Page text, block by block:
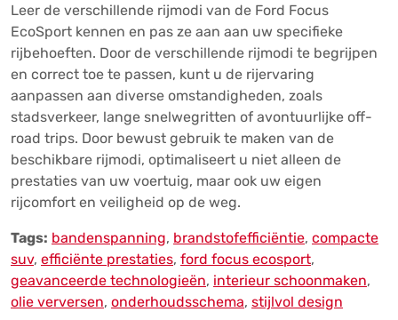
Leer de verschillende rijmodi van de Ford Focus
EcoSport kennen en pas ze aan aan uw specifieke
rijbehoeften. Door de verschillende rijmodi te begrijpen
en correct toe te passen, kunt u de rijervaring
aanpassen aan diverse omstandigheden, zoals
stadsverkeer, lange snelwegritten of avontuurlijke off-
road trips. Door bewust gebruik te maken van de
beschikbare rijmodi, optimaliseert u niet alleen de
prestaties van uw voertuig, maar ook uw eigen
rijcomfort en veiligheid op de weg.
Tags: bandenspanning, brandstofefficiëntie, compacte
suv, efficiënte prestaties, ford focus ecosport,
geavanceerde technologieën, interieur schoonmaken,
olie verversen, onderhoudsschema, stijlvol design